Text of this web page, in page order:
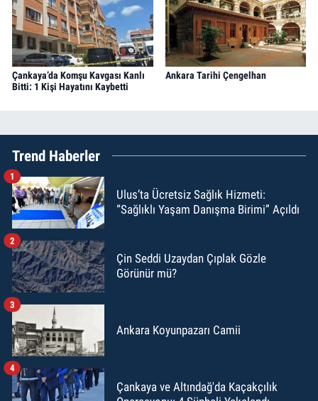
Çankaya’da Komşu Kavgası Kanlı
Bitti: 1 Kişi Hayatını Kaybetti
Ankara Tarihi Çengelhan
Trend Haberler
Ulus’ta Ücretsiz Sağlık Hizmeti:
“Sağlıklı Yaşam Danışma Birimi” Açıldı
1
Çin Seddi Uzaydan Çıplak Gözle
Görünür mü?
2
Ankara Koyunpazarı Camii
3
Çankaya ve Altındağ'da Kaçakçılık
4